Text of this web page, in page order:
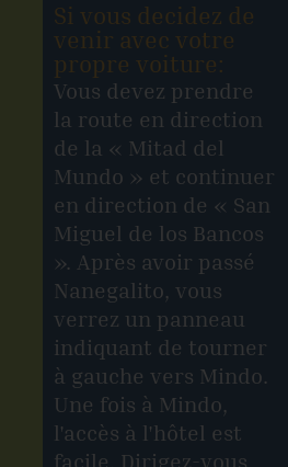
Si vous decidez de
venir avec votre
propre voiture:
Vous devez prendre
la route en direction
de la « Mitad del
Mundo » et continuer
en direction de « San
Miguel de los Bancos
». Après avoir passé
Nanegalito, vous
verrez un panneau
indiquant de tourner
à gauche vers Mindo.
Une fois à Mindo,
l'accès à l'hôtel est
facile. Dirigez-vous